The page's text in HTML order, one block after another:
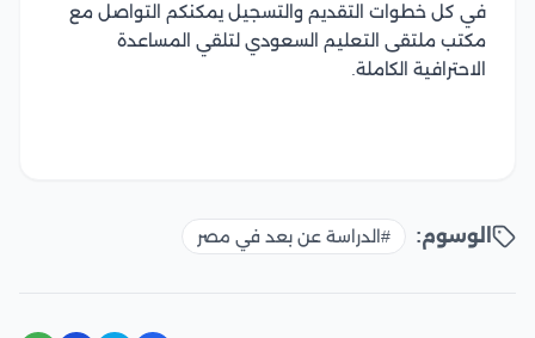
في كل خطوات التقديم والتسجيل يمكنكم التواصل مع
مكتب ملتقى التعليم السعودي لتلقي المساعدة
الاحترافية الكاملة.
الوسوم: #الدراسة عن بعد في مصر